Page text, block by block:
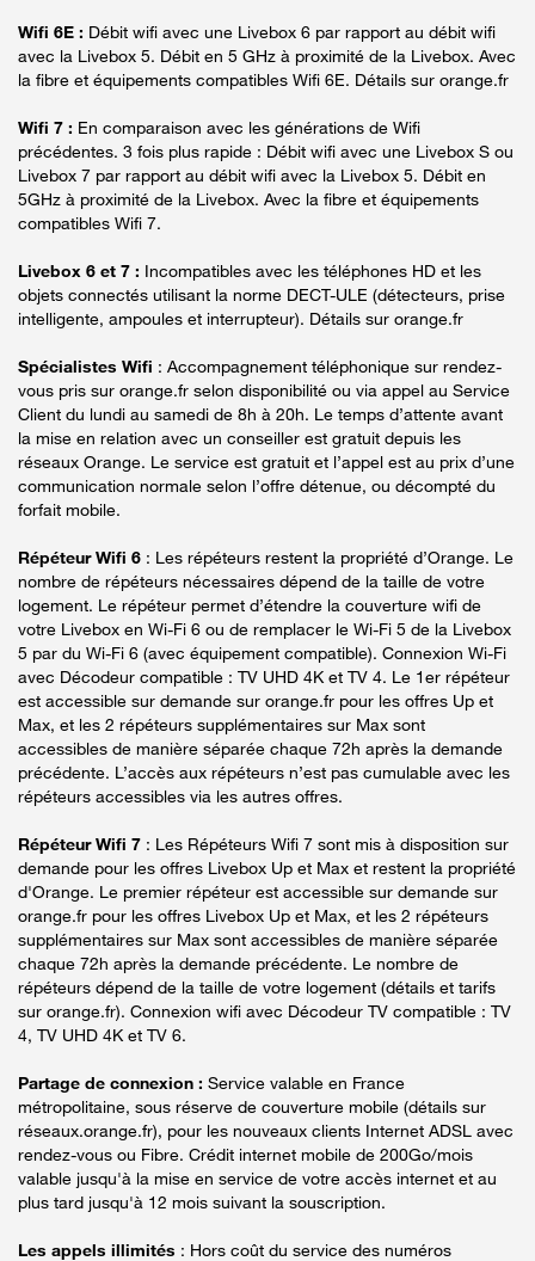
Wifi 6E : Débit wifi avec une Livebox 6 par rapport au débit wifi
avec la Livebox 5. Débit en 5 GHz à proximité de la Livebox. Avec
la fibre et équipements compatibles Wifi 6E. Détails sur orange.fr
Wifi 7 : En comparaison avec les générations de Wifi
précédentes. 3 fois plus rapide : Débit wifi avec une Livebox S ou
Livebox 7 par rapport au débit wifi avec la Livebox 5. Débit en
5GHz à proximité de la Livebox. Avec la fibre et équipements
compatibles Wifi 7.
Livebox 6 et 7 : Incompatibles avec les téléphones HD et les
objets connectés utilisant la norme DECT-ULE (détecteurs, prise
intelligente, ampoules et interrupteur). Détails sur orange.fr
Spécialistes Wifi : Accompagnement téléphonique sur rendez-
vous pris sur orange.fr selon disponibilité ou via appel au Service
Client du lundi au samedi de 8h à 20h. Le temps d’attente avant
la mise en relation avec un conseiller est gratuit depuis les
réseaux Orange. Le service est gratuit et l’appel est au prix d’une
communication normale selon l’offre détenue, ou décompté du
forfait mobile.
Répéteur Wifi 6 : Les répéteurs restent la propriété d’Orange. Le
nombre de répéteurs nécessaires dépend de la taille de votre
logement. Le répéteur permet d’étendre la couverture wifi de
votre Livebox en Wi-Fi 6 ou de remplacer le Wi-Fi 5 de la Livebox
5 par du Wi-Fi 6 (avec équipement compatible). Connexion Wi-Fi
avec Décodeur compatible : TV UHD 4K et TV 4. Le 1er répéteur
est accessible sur demande sur orange.fr pour les offres Up et
Max, et les 2 répéteurs supplémentaires sur Max sont
accessibles de manière séparée chaque 72h après la demande
précédente. L’accès aux répéteurs n’est pas cumulable avec les
répéteurs accessibles via les autres offres.
Répéteur Wifi 7 : Les Répéteurs Wifi 7 sont mis à disposition sur
demande pour les offres Livebox Up et Max et restent la propriété
d'Orange. Le premier répéteur est accessible sur demande sur
orange.fr pour les offres Livebox Up et Max, et les 2 répéteurs
supplémentaires sur Max sont accessibles de manière séparée
chaque 72h après la demande précédente. Le nombre de
répéteurs dépend de la taille de votre logement (détails et tarifs
sur orange.fr). Connexion wifi avec Décodeur TV compatible : TV
4, TV UHD 4K et TV 6.
Partage de connexion : Service valable en France
métropolitaine, sous réserve de couverture mobile (détails sur
réseaux.orange.fr), pour les nouveaux clients Internet ADSL avec
rendez-vous ou Fibre. Crédit internet mobile de 200Go/mois
valable jusqu'à la mise en service de votre accès internet et au
plus tard jusqu'à 12 mois suivant la souscription.
Les appels illimités : Hors coût du service des numéros